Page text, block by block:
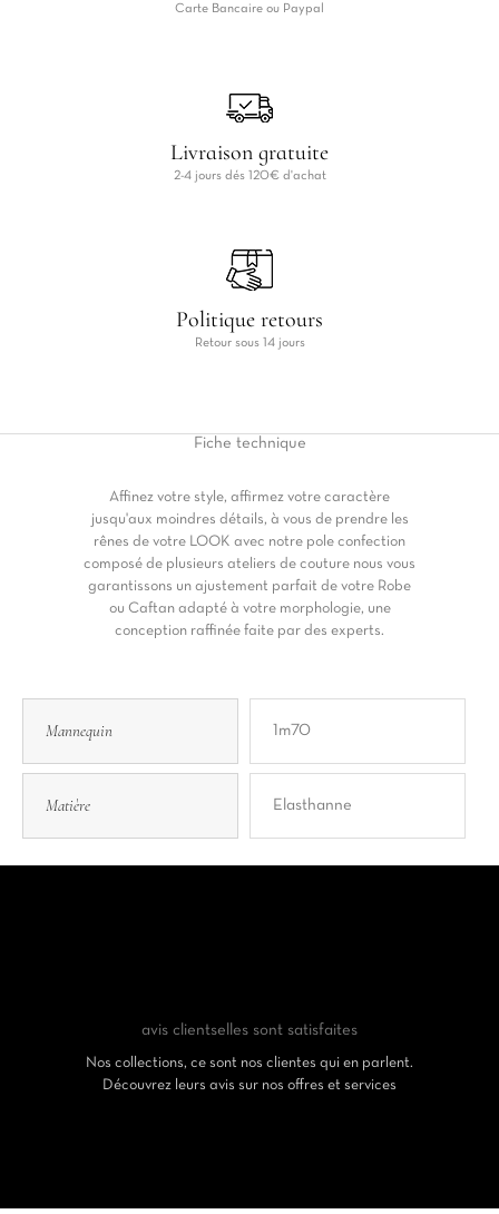
Carte Bancaire ou Paypal
Livraison gratuite
2-4 jours dés 120€ d'achat
Politique retours
Retour sous 14 jours
Fiche technique
Affinez votre style, affirmez votre caractère
jusqu'aux moindres détails, à vous de prendre les
rênes de votre LOOK avec notre pole confection
composé de plusieurs ateliers de couture nous vous
garantissons un ajustement parfait de votre Robe
ou Caftan adapté à votre morphologie, une
conception raffinée faite par des experts.
Mannequin 1m70
Matière Elasthanne
avis clientselles sont satisfaites
Nos collections, ce sont nos clientes qui en parlent.
Découvrez leurs avis sur nos offres et services